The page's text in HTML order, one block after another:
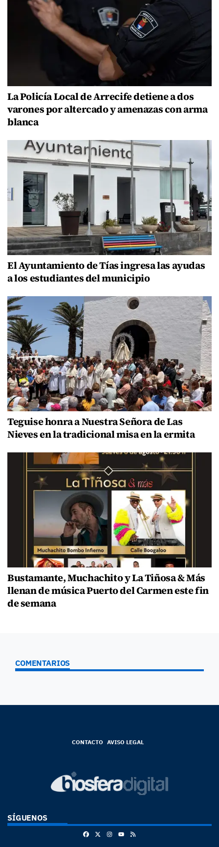
La Policía Local de Arrecife detiene a dos
varones por altercado y amenazas con arma
blanca
El Ayuntamiento de Tías ingresa las ayudas
a los estudiantes del municipio
Teguise honra a Nuestra Señora de Las
Nieves en la tradicional misa en la ermita
Bustamante, Muchachito y La Tiñosa & Más
llenan de música Puerto del Carmen este fin
de semana
COMENTARIOS
CONTACTO AVISO LEGAL
SÍGUENOS
FacebookInstagram